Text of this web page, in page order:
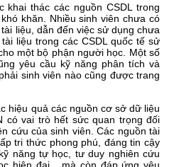
khai thác các nguồn CSDL trong
khăn. Nhiều sinh viên chưa có
liệu, dẫn đến việc sử dụng chưa
liệu trong các CSDL quốc tế sử
một bộ phận người học. Một số
yêu cầu kỹ năng phân tích và
sinh viên nào cũng được trang
hiệu quả các nguồn cơ sở dữ liệu
có vai trò hết sức quan trọng đối
cứu của sinh viên. Các nguồn tài
tri thức phong phú, đáng tin cậy
năng tự học, tư duy nghiên cứu